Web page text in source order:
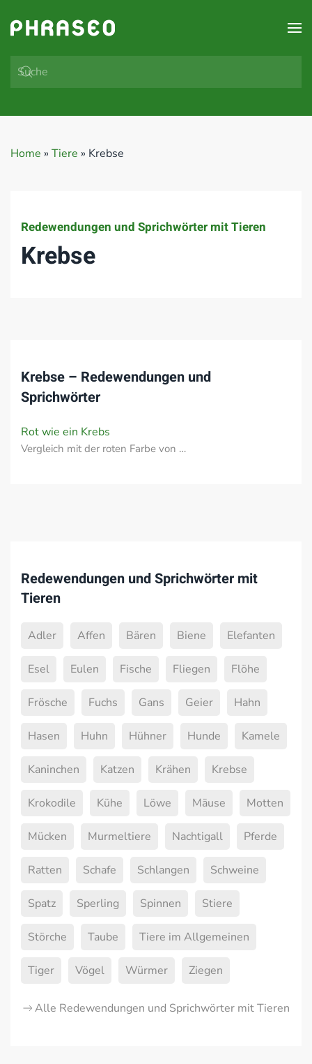
Zum Hauptinhalt springen
Home » Tiere » Krebse
Redewendungen und Sprichwörter mit Tieren
Krebse
Krebse – Redewendungen und
Sprichwörter
Rot wie ein Krebs
Vergleich mit der roten Farbe von …
Redewendungen und Sprichwörter mit
Tieren
Adler Affen Bären Biene Elefanten
Esel Eulen Fische Fliegen Flöhe
Frösche Fuchs Gans Geier Hahn
Hasen Huhn Hühner Hunde Kamele
Kaninchen Katzen Krähen Krebse
Krokodile Kühe Löwe Mäuse Motten
Mücken Murmeltiere Nachtigall Pferde
Ratten Schafe Schlangen Schweine
Spatz Sperling Spinnen Stiere
Störche Taube Tiere im Allgemeinen
Tiger Vögel Würmer Ziegen
Alle Redewendungen und Sprichwörter mit Tieren